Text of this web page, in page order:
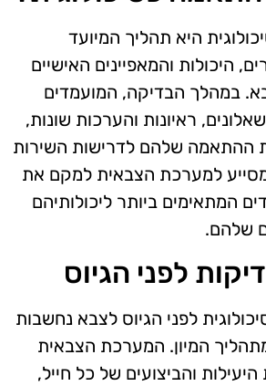
היא תהליך המיועד
היכולות והמאפיינים האישיים
במהלך הבדיקה, המועמדים
ראיונות והערכות שונות,
ההתאמה שלהם לדרישות השירות
למערכת הצבאית למקם את
המתאימים ביותר ליכולותיהם
שלהם.
לפני הגיוס
לפני הגיוס לצבא נחשבות
המיון. המערכת הצבאית
והביצועים של כל חייל,